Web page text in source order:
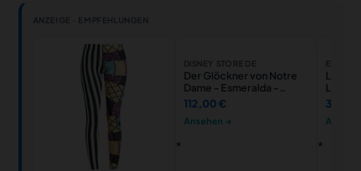
ANZEIGE · EMPFEHLUNGEN
DISNEY STORE DE
Der Glöckner von Notre
Dame - Esmeralda -
Disney Designer
Collection - Tanzedition -
Puppe in limitierter
112,00 €
Ansehen →
EMP DE
Lilo &
XS bis
Größe
34,99